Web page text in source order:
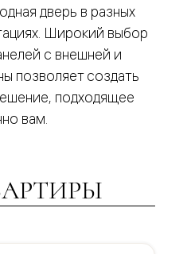
дверь в разных
Широкий выбор
с внешней и
позволяет создать
подходящее
вам.